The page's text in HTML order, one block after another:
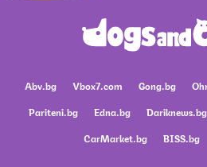
Abv.bg Vbox7.com Gong.bg
Pariteni.bg
Edna.bg Dariknews.bg
CarMarket.bg
BISS.bg